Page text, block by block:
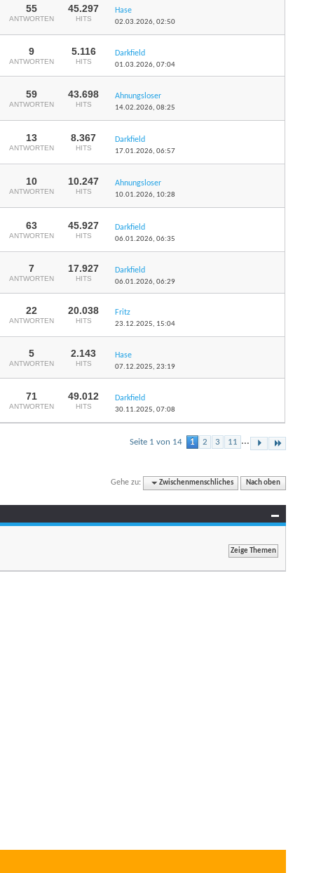
55
ANTWORTEN
45.297
HITS
Hase
02.03.2026,02:50
9
ANTWORTEN
5.116
HITS
Darkfield
01.03.2026,07:04
59
ANTWORTEN
43.698
HITS
Ahnungsloser
14.02.2026,08:25
13
ANTWORTEN
8.367
HITS
Darkfield
17.01.2026,06:57
10
ANTWORTEN
10.247
HITS
Ahnungsloser
10.01.2026, 10:28
63
ANTWORTEN
45.927
HITS
Darkfield
06.01.2026,06:35
7
ANTWORTEN
17.927
HITS
Darkfield
06.01.2026,06:29
22
ANTWORTEN
20.038
HITS
Fritz
23.12.2025, 15:04
5
ANTWORTEN
2.143
HITS
Hase
07.12.2025,23:19
71
ANTWORTEN
49.012
HITS
Darkfield
30.11.2025,07:08
Seite 1 von 14 1 2 3 11 ...
Gehe zu: Zwischenmenschliches Nach oben